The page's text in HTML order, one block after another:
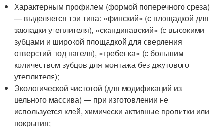
Характерным профилем (формой поперечного среза)
— выделяется три типа: «финский» (с площадкой для
закладки утеплителя), «скандинавский» (с высокими
зубцами и широкой площадкой для сверления
отверстий под нагеля), «гребенка» (с большим
количеством зубцов для монтажа без джутового
утеплителя);
Экологической чистотой (для модификаций из
цельного массива) — при изготовлении не
используется клей, химически активные пропитки или
покрытия;